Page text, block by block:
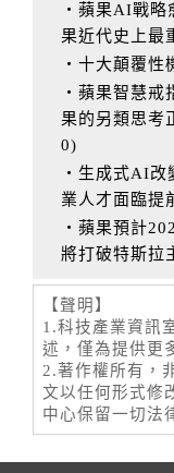
‧蘋果AI戰略
果近代史上最
‧十大顛覆性
‧蘋果智慧戒
果的另類思考
0)
‧生成式AI改
業人才面臨提
‧蘋果預計
將打破特斯拉
【聲明】
1.科技產業資訊
述，僅為提供更
2.著作權所有，
文以任何形式修
中心保留一切法